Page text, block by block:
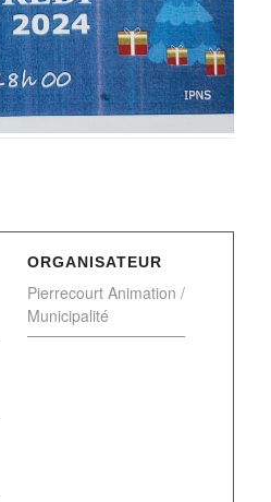
ORGANISATEUR
Pierrecourt Animation /
Municipalité